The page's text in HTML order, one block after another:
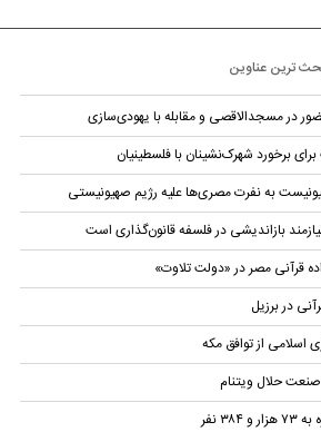
ترین عناوین
در مسجدالاقصی و مقابله با یهودی‌سازی
برخورد شهرک‌نشینان با فلسطینیان
به نفرت مصری‌ها علیه رژیم صهیونیستی
بازاندیشی در فلسفه قانون‌گذاری است
قرآنی مصر در «دولت تلاوت»
در برزیل
اسلامی از توافق مکه
حلال ویتنام
نفر